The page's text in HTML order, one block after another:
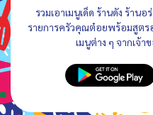
รวมเอาเมนูเด็ด ร้านดัง ร้าน
รายการครัวคุณต๋อยพร้อมสูตร
เมนูต่าง ๆ จากเจ้